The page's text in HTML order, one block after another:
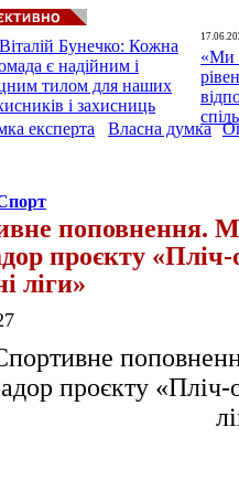
«Ми
експерта Власна думка
поповнення.
проєкту «Пліч-
ліги»